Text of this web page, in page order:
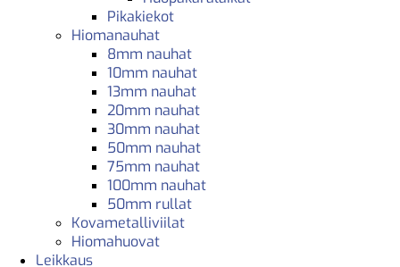
Pikakiekot
Hiomanauhat
8mm nauhat
10mm nauhat
13mm nauhat
20mm nauhat
30mm nauhat
50mm nauhat
75mm nauhat
100mm nauhat
50mm rullat
Kovametalliviilat
Hiomahuovat
Leikkaus